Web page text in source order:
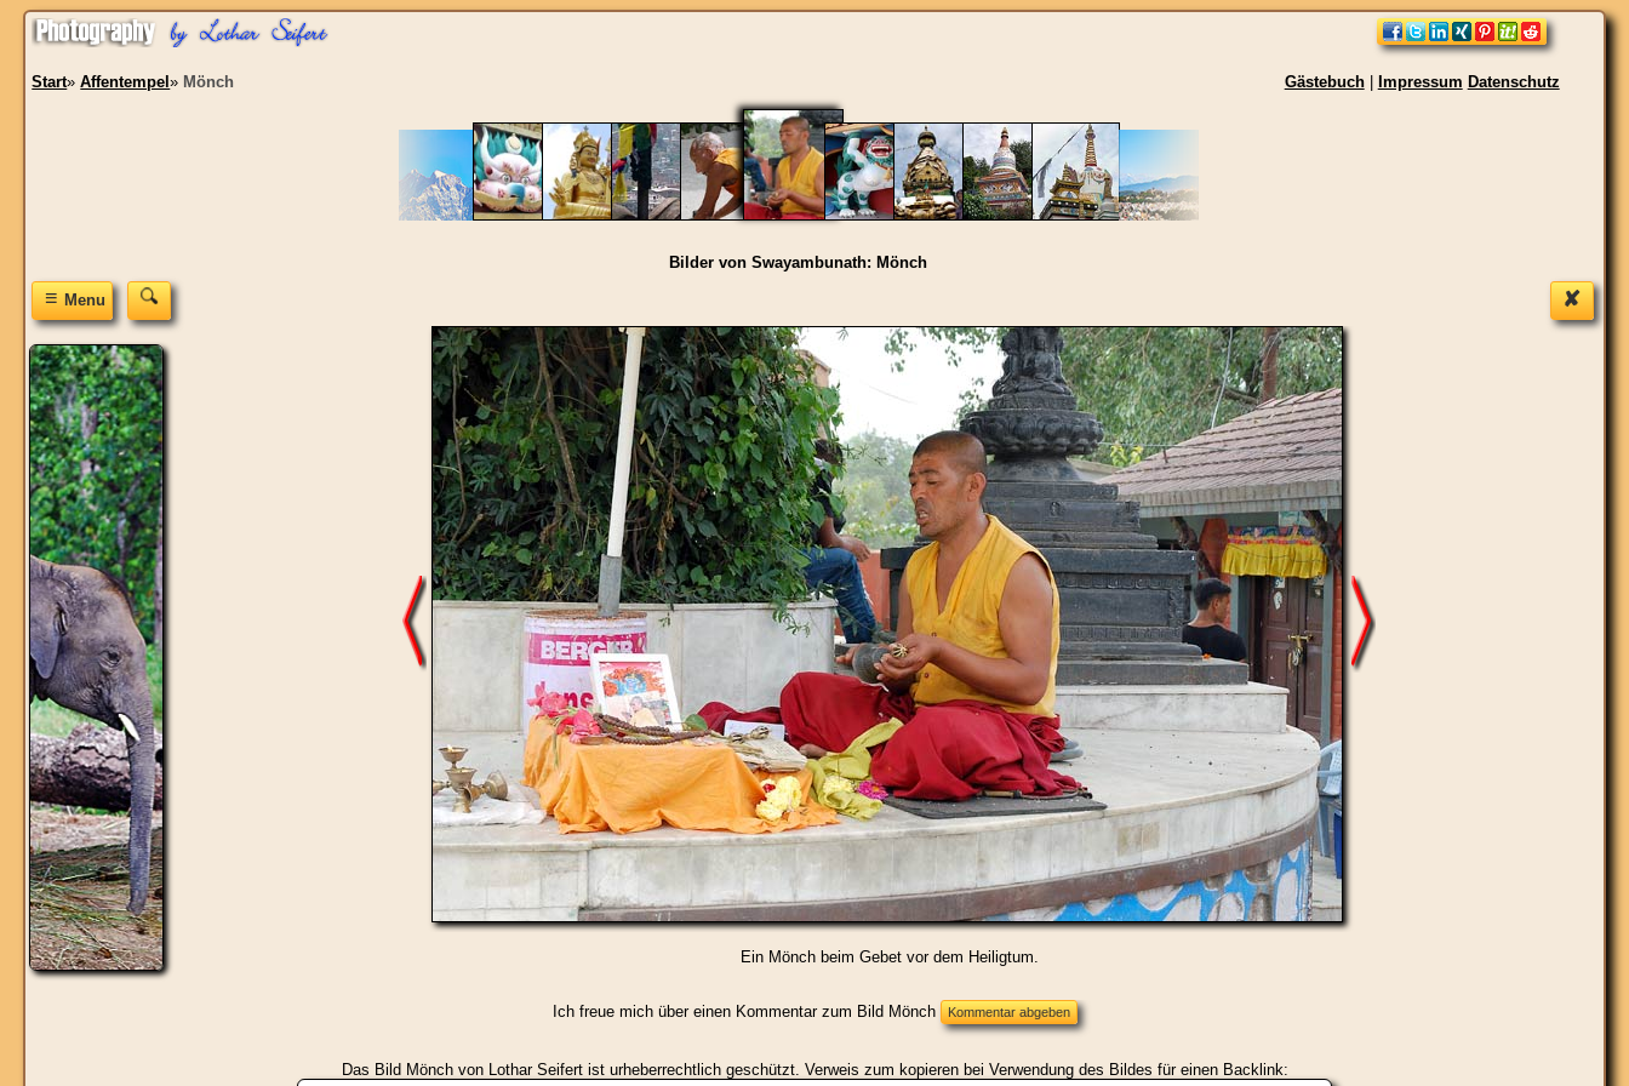
Gästebuch| Impressum Datenschutz
Start»Affentempel» Mönch
Bilder von Swayambunath: Mönch
✘
≡Menu
Ein Mönch beim Gebet vor dem Heiligtum.
Ich freue mich über einen Kommentar zum Bild Mönch
Das Bild Mönchvon Lothar Seifert ist urheberrechtlich geschützt. Verweis zum kopieren bei Verwendung des Bildes für einen Backlink: